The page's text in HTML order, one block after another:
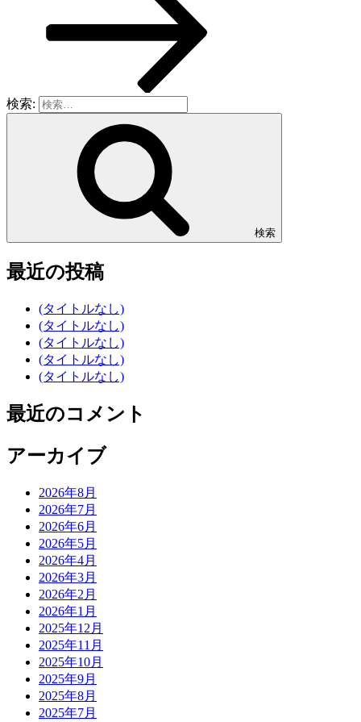
検索:
検索
最近の投稿
(タイトルなし)
(タイトルなし)
(タイトルなし)
(タイトルなし)
(タイトルなし)
最近のコメント
アーカイブ
2026年8月
2026年7月
2026年6月
2026年5月
2026年4月
2026年3月
2026年2月
2026年1月
2025年12月
2025年11月
2025年10月
2025年9月
2025年8月
2025年7月